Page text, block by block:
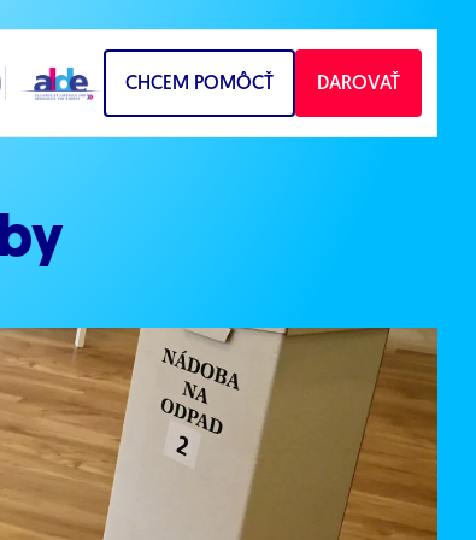
CHCEM POMÔCŤ DAROVAŤ